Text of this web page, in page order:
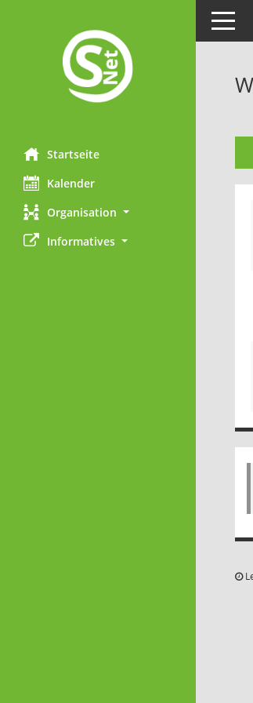
Startseite
Kalender
Organisation
Informatives
Toggle